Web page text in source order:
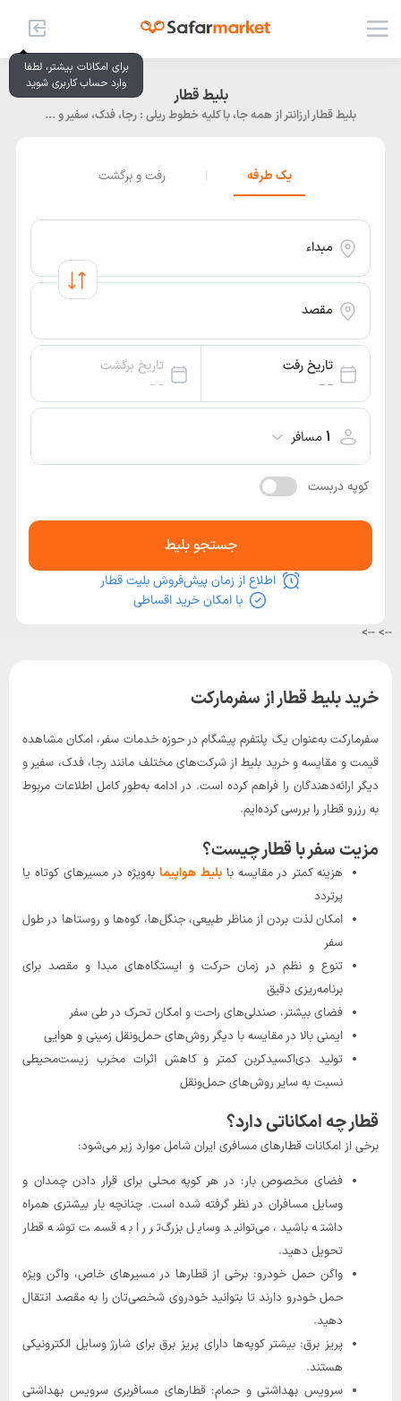
برای امکانات بیشتر، لطفا
وارد حساب کاربری شوید
بلیط قطار
بلیط قطار ارزانتر از همه جا، با کلیه خطوط ریلی : رجا، فدک، سفیر و ...
یک طرفه | رفت و برگشت
مبداء
مقصد
تاریخ برگشت
-- --
تاریخ رفت
-- --
۱ مسافر
کوپه دربست
جستجو بلیط
اطلاع از زمان پیش‌فروش بلیت قطار
با امکان خرید اقساطی
-->
-->
خرید بلیط قطار از سفرمارکت
سفرمارکت به‌عنوان یک پلتفرم پیشگام در حوزه خدمات سفر، امکان مشاهده
قیمت و مقایسه و خرید بلیط از شرکت‌های مختلف مانند رجا، فدک، سفیر و
دیگر ارائه‌دهندگان را فراهم کرده است. در ادامه به‌طور کامل اطلاعات مربوط
به رزرو قطار را بررسی کرده‌ایم.
مزیت سفر با قطار چیست؟
هزینه کمتر در مقایسه بابلیط هواپیمابه‌ویژه در مسیرهای کوتاه یا
پرتردد
امکان لذت بردن از مناظر طبیعی، جنگل‌ها، کوه‌ها و روستاها در طول
سفر
تنوع و نظم در زمان حرکت و ایستگاه‌های مبدا و مقصد برای
برنامه‌ریزی دقیق
فضای بیشتر، صندلی‌های راحت و امکان تحرک در طی سفر
ایمنی بالا در مقایسه با دیگر روش‌های حمل‌ونقل زمینی و هوایی
تولید دی‌اکسیدکربن کمتر و کاهش اثرات مخرب زیست‌محیطی
نسبت به سایر روش‌های حمل‌ونقل
قطار چه امکاناتی دارد؟
برخی از امکانات قطارهای مسافری ایران شامل موارد زیر می‌شود:
فضای مخصوص بار: در هر کوپه محلی برای قرار دادن چمدان و
وسایل مسافران در نظر گرفته شده است. چنانچه بار بیشتری همراه
داشته باشید، می‌توانید وسایل بزرگ‌تر را به قسمت توشه قطار
تحویل دهید.
واگن حمل خودرو: برخی از قطارها در مسیرهای خاص، واگن ویژه
حمل خودرو دارند تا بتوانید خودروی شخصی‌تان را به مقصد انتقال
دهید.
پریز برق: بیشتر کوپه‌ها دارای پریز برق برای شارژ وسایل الکترونیکی
هستند.
سرویس بهداشتی و حمام: قطارهای مسافربری سرویس بهداشتی